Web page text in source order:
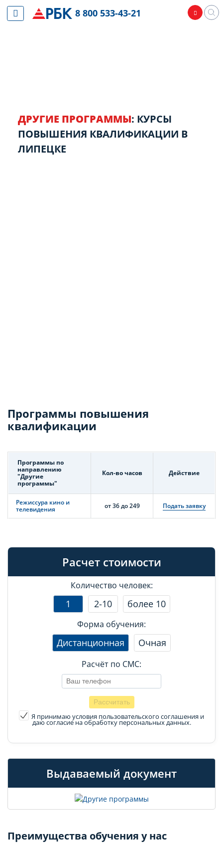
ДРУГИЕ ПРОГРАММЫ: КУРСЫ
ПОВЫШЕНИЯ КВАЛИФИКАЦИИ В
ЛИПЕЦКЕ
Программы повышения
квалификации
Программы по
направлению
"Другие
программы"
Кол-во часов Действие
Режиссура кино и
телевидения
от 36 до 249 Подать заявку
Расчет стоимости
Количество человек:
1 2-10 более 10
Форма обучения:
Дистанционная Очная
Расчёт по СМС:
Я принимаю условия пользовательского соглашения и
даю согласие на обработку персональных данных.
Выдаваемый документ
Преимущества обучения у нас
8 800 533-43-21